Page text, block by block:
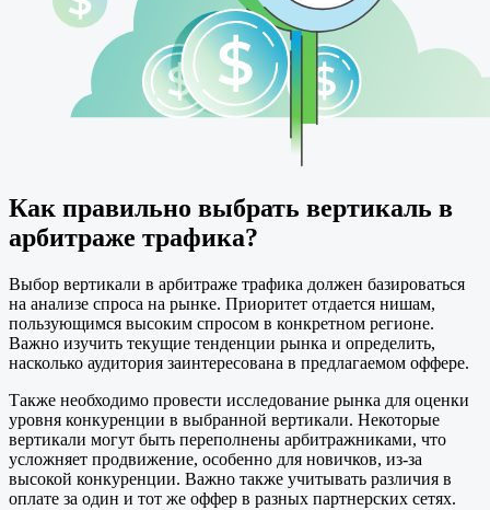
Как правильно выбрать вертикаль в
арбитраже трафика?
Выбор вертикали в арбитраже трафика должен базироваться
на анализе спроса на рынке. Приоритет отдается нишам,
пользующимся высоким спросом в конкретном регионе.
Важно изучить текущие тенденции рынка и определить,
насколько аудитория заинтересована в предлагаемом оффере.
Также необходимо провести исследование рынка для оценки
уровня конкуренции в выбранной вертикали. Некоторые
вертикали могут быть переполнены арбитражниками, что
усложняет продвижение, особенно для новичков, из-за
высокой конкуренции. Важно также учитывать различия в
оплате за один и тот же оффер в разных партнерских сетях.